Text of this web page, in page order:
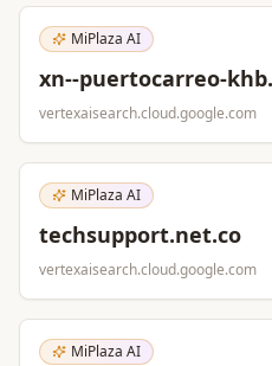
MiPlaza AI
xn--puertocarreo-
vertexaisearch.cloud.google.com
MiPlaza AI
techsupport.net.co
vertexaisearch.cloud.google.com
MiPlaza AI